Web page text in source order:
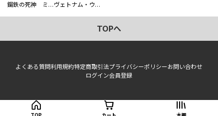
鋼鉄の死神 ミヒャエル・ビットマン戦記 ヴェトナム・ウォー VIETNAM WAR
TOPへ
よくある質問利用規約特定商取引法プライバシーポリシーお問い合わせ
ログイン会員登録